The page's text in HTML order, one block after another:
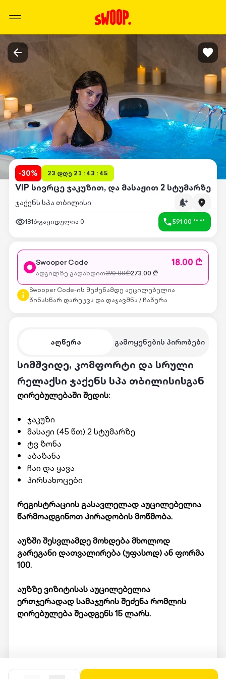
-30% 23 დღე 21 : 43 : 45
VIP სივრცე ჯაკუზით, და მასაჟით 2 სტუმარზე
ჯაქენს სპა თბილისი
1816 გაყიდულია 0 591 00 ** **
აღწერა გამოყენების პირობები
სიმშვიდე, კომფორტი და სრული
რელაქსი ჯაქენს სპა თბილისისგან
ღირებულებაში შედის:
ჯაკუზი
მასაჟი (45 წთ) 2 სტუმარზე
ტვ ზონა
აბაზანა
ჩაი და ყავა
პირსახოცები
რეგისტრაციის გასავლელად აუცილებელია
წარმოადგინოთ პირადობის მოწმობა.
აუზში შესვლამდე მოხდება მხოლოდ
გარეგანი დათვალირება (უფასოდ) ან ფორმა
100.
აუზზე ვიზიტისას აუცილებელია
ერთჯერადად სამაჯურის შეძენა რომლის
ღირებულება შეადგენს 15 ლარს.
წარადგინოთ Swooper code.
Swooper Code 18.00 ₾
ადგილზე გადახდით390.00₾273.00 ₾
Swooper Code-ის შეძენამდე აუცილებელია
წინასწარ დარეკვა და დაჯავშნა / ჩაწერა